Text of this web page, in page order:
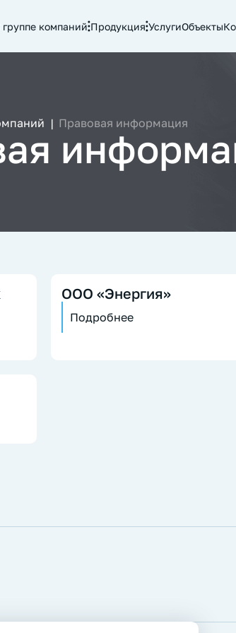
компаний Продукция УслугиОбъекты
| Правовая информация
ООО «Энергия»
Подробнее